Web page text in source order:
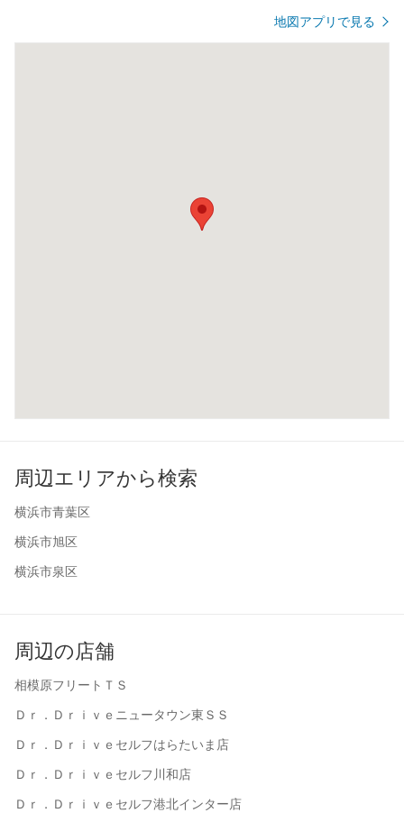
地図アプリで見る
周辺エリアから検索
横浜市青葉区
横浜市旭区
横浜市泉区
周辺の店舗
相模原フリートＴＳ
Ｄｒ．Ｄｒｉｖｅニュータウン東ＳＳ
Ｄｒ．Ｄｒｉｖｅセルフはらたいま店
Ｄｒ．Ｄｒｉｖｅセルフ川和店
Ｄｒ．Ｄｒｉｖｅセルフ港北インター店